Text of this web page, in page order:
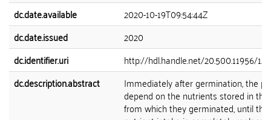
dc.date.available
2020-10-19T09:54:44Z
dc.date.issued
2020
dc.identifier.uri
http://hdl.handle.net/20.500.11956/
dc.description.abstract
Immediately after germination, the
depend on the nutrients stored in
from which they germinated, until the